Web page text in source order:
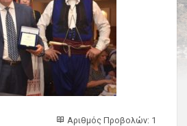
Αριθμός Προβολών: 1